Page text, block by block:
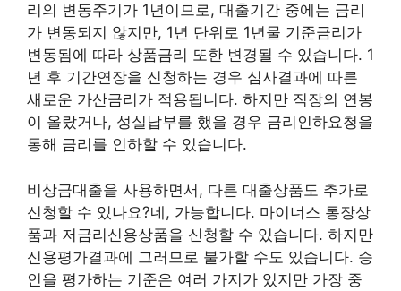
리의 변동주기가 1년이므로, 대출기간 중에는 금리
가 변동되지 않지만, 1년 단위로 1년물 기준금리가
변동됨에 따라 상품금리 또한 변경될 수 있습니다. 1
년 후 기간연장을 신청하는 경우 심사결과에 따른
새로운 가산금리가 적용됩니다. 하지만 직장의 연봉
이 올랐거나, 성실납부를 했을 경우 금리인하요청을
통해 금리를 인하할 수 있습니다.
비상금대출을 사용하면서, 다른 대출상품도 추가로
신청할 수 있나요?네, 가능합니다. 마이너스 통장상
품과 저금리신용상품을 신청할 수 있습니다. 하지만
신용평가결과에 그러므로 불가할 수도 있습니다. 승
인을 평가하는 기준은 여러 가지가 있지만 가장 중